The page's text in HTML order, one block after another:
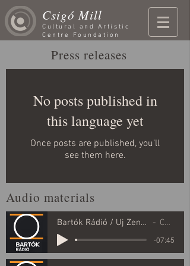
Csigó Mill
Cultural and Artistic
Centre Foundation
Press releases
No posts published in
this language yet
Once posts are published, you’ll
see them here.
Audio materials
Bartók Rádió / Új Zenei Újság - Mácsai János / 2022_08_14 CsigóKultFest
-07:45